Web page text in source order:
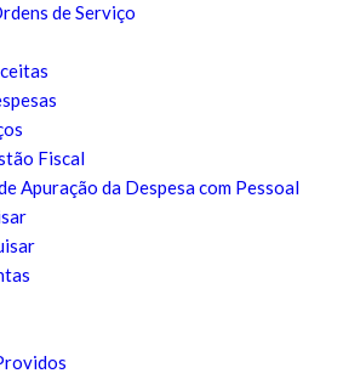
de Serviço
Fiscal
Apuração da Despesa com Pessoal